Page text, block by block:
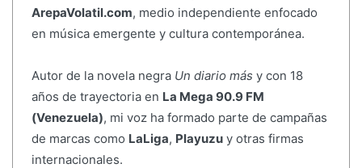
ArepaVolatil.com, medio independiente enfocado
en música emergente y cultura contemporánea.
Autor de la novela negra Un diario más y con 18
años de trayectoria en La Mega 90.9 FM
(Venezuela), mi voz ha formado parte de campañas
de marcas como LaLiga, Playuzuy otras firmas
internacionales.